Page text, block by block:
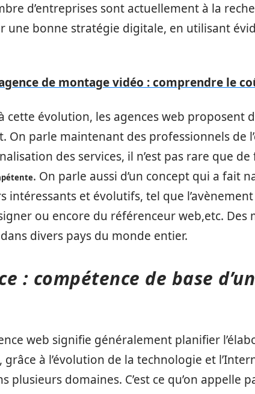
d’entreprises sont actuellement à la
une bonne stratégie digitale, en utilisant
de montage vidéo : comprendre le
cette évolution, les agences web proposent
On parle maintenant des professionnels de
des services, il n’est pas rare que
. On parle aussi d’un concept qui a fait
intéressants et évolutifs, tel que
ou encore du référenceur web,etc. Des
divers pays du monde entier.
: compétence de base
web signifie généralement planifier
à l’évolution de la technologie et
plusieurs domaines. C’est ce qu’on appelle